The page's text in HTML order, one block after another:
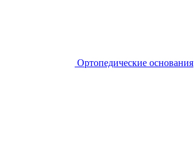
Ортопедические основания